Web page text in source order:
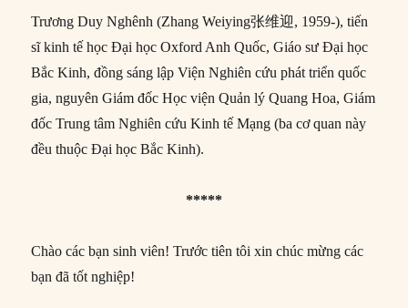
Trương Duy Nghênh (Zhang Weiying张维迎, 1959-), tiến
sĩ kinh tế học Đại học Oxford Anh Quốc, Giáo sư Đại học
Bắc Kinh, đồng sáng lập Viện Nghiên cứu phát triển quốc
gia, nguyên Giám đốc Học viện Quản lý Quang Hoa, Giám
đốc Trung tâm Nghiên cứu Kinh tế Mạng (ba cơ quan này
đều thuộc Đại học Bắc Kinh).
*****
Chào các bạn sinh viên! Trước tiên tôi xin chúc mừng các
bạn đã tốt nghiệp!